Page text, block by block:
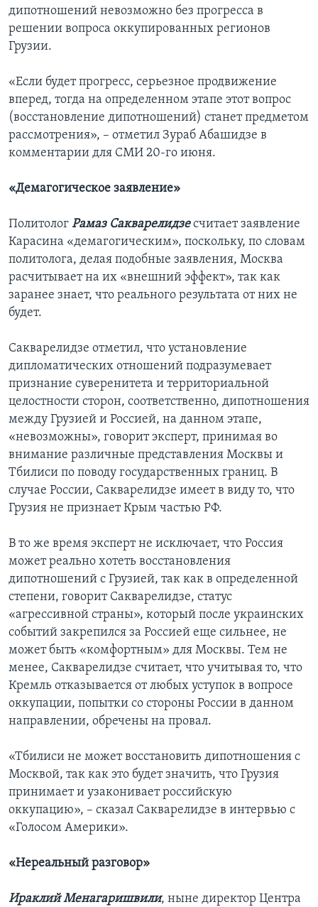
дипотношений невозможно без прогресса в
решении вопроса оккупированных регионов
Грузии.
«Если будет прогресс, серьезное продвижение
вперед, тогда на определенном этапе этот вопрос
(восстановление дипотношений) станет предметом
рассмотрения», – отметил Зураб Абашидзе в
комментарии для СМИ 20-го июня.
«Демагогическое заявление»
Политолог Рамаз Сакварелидзесчитает заявление
Карасина «демагогическим», поскольку, по словам
политолога, делая подобные заявления, Москва
расчитывает на их «внешний эффект», так как
заранее знает, что реального результата от них не
будет.
Сакварелидзе отметил, что установление
дипломатических отношений подразумевает
признание суверенитета и территориальной
целостности сторон, соответственно, дипотношения
между Грузией и Россией, на данном этапе,
«невозможны», говорит эксперт, принимая во
внимание различные представления Москвы и
Тбилиси по поводу государственных границ. В
случае России, Сакварелидзе имеет в виду то, что
Грузия не признает Крым частью РФ.
В то же время эксперт не исключает, что Россия
может реально хотеть восстановления
дипотношений с Грузией, так как в определенной
степени, говорит Сакварелидзе, статус
«агрессивной страны», который после украинских
событий закрепился за Россией еще сильнее, не
может быть «комфортным» для Москвы. Тем не
менее, Сакварелидзе считает, что учитывая то, что
Кремль отказывается от любых уступок в вопросе
оккупации, попытки со стороны России в данном
направлении, обречены на провал.
«Тбилиси не может восстановить дипотношения с
Москвой, так как это будет значить, что Грузия
принимает и узаконивает российскую
оккупацию», – сказал Сакварелидзе в интервью с
«Голосом Америки».
«Нереальный разговор»
Ираклий Менагаришвили, ныне директор Центра